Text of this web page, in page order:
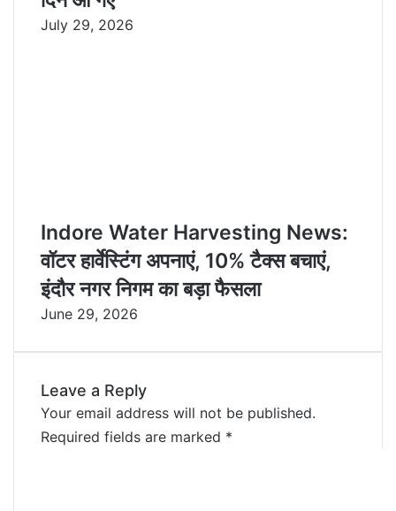
July 29, 2026
Indore Water Harvesting News:
वॉटर हार्वेस्टिंग अपनाएं, 10% टैक्स बचाएं,
इंदौर नगर निगम का बड़ा फैसला
June 29, 2026
Leave a Reply
Your email address will not be published.
Required fields are marked *